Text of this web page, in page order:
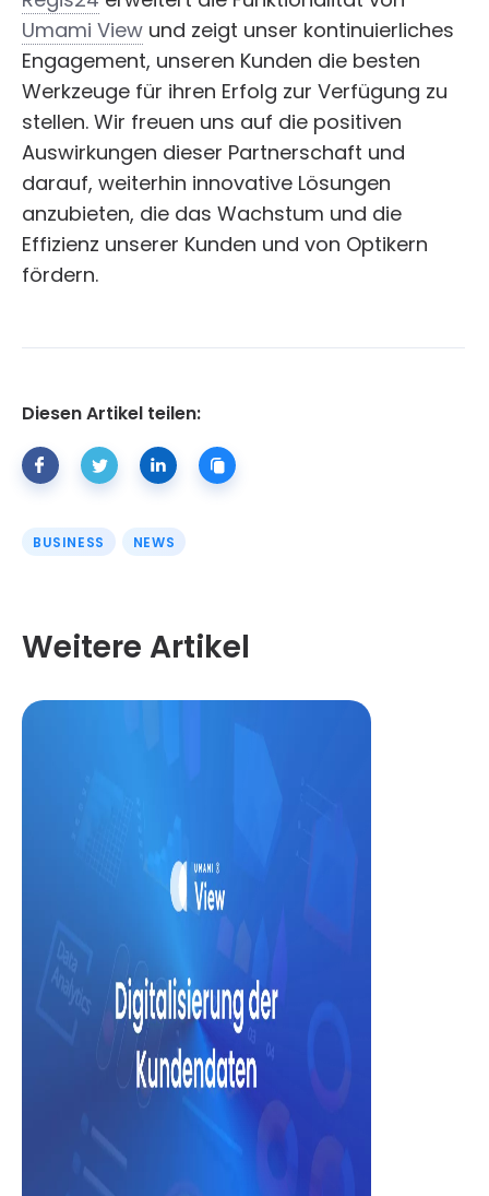
Umami View und zeigt unser kontinuierliches
Engagement, unseren Kunden die besten
Werkzeuge für ihren Erfolg zur Verfügung zu
stellen. Wir freuen uns auf die positiven
Auswirkungen dieser Partnerschaft und
darauf, weiterhin innovative Lösungen
anzubieten, die das Wachstum und die
Effizienz unserer Kunden und von Optikern
fördern.
Diesen Artikel teilen:
BUSINESS NEWS
Weitere Artikel